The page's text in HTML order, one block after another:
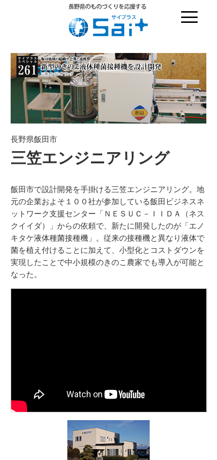
長野県飯田市
三笠エンジニアリング
飯田市で設計開発を手掛ける三笠エンジニアリング。地
元の企業およそ１００社が参加している飯田ビジネスネ
ットワーク支援センター「ＮＥＳＵＣ－ＩＩＤＡ（ネス
クイイダ）」からの依頼で、新たに開発したのが「エノ
キタケ液体種菌接種機」。従来の接種機と異なり液体で
菌を植え付けることに加えて、小型化とコストダウンを
実現したことで中小規模のきのこ農家でも導入が可能と
なった。